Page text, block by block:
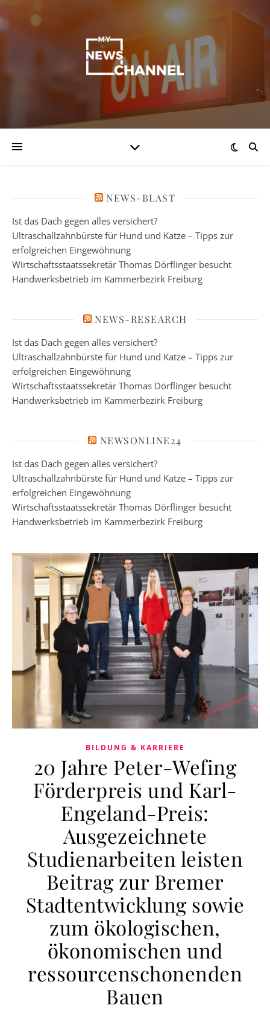
NEWS-BLAST
Ist das Dach gegen alles versichert?
Ultraschallzahnbürste für Hund und Katze – Tipps zur
erfolgreichen Eingewöhnung
Wirtschaftsstaatssekretär Thomas Dörflinger besucht
Handwerksbetrieb im Kammerbezirk Freiburg
NEWS-RESEARCH
Ist das Dach gegen alles versichert?
Ultraschallzahnbürste für Hund und Katze – Tipps zur
erfolgreichen Eingewöhnung
Wirtschaftsstaatssekretär Thomas Dörflinger besucht
Handwerksbetrieb im Kammerbezirk Freiburg
NEWSONLINE24
Ist das Dach gegen alles versichert?
Ultraschallzahnbürste für Hund und Katze – Tipps zur
erfolgreichen Eingewöhnung
Wirtschaftsstaatssekretär Thomas Dörflinger besucht
Handwerksbetrieb im Kammerbezirk Freiburg
BILDUNG & KARRIERE
20 Jahre Peter-Wefing
Förderpreis und Karl-
Engeland-Preis:
Ausgezeichnete
Studienarbeiten leisten
Beitrag zur Bremer
Stadtentwicklung sowie
zum ökologischen,
ökonomischen und
ressourcenschonenden
Bauen